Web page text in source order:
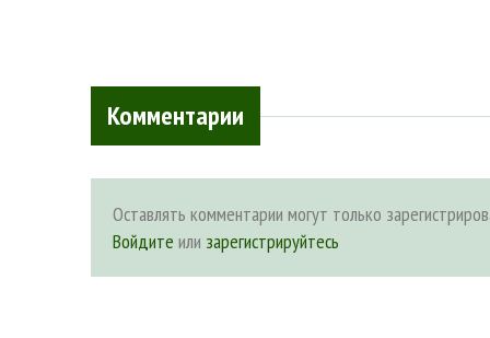
Комментарии
Оставлять комментарии могут только
Войдите или зарегистрируйтесь